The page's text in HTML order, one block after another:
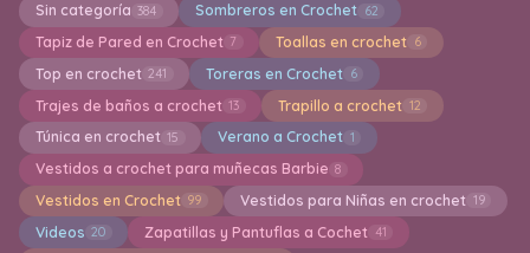
Sin categoría 384 Sombreros en Crochet 62
Tapiz de Pared en Crochet 7 Toallas en crochet 6
Top en crochet 241 Toreras en Crochet 6
Trajes de baños a crochet 13 Trapillo a crochet 12
Túnica en crochet 15 Verano a Crochet 1
Vestidos a crochet para muñecas Barbie 8
Vestidos en Crochet 99 Vestidos para Niñas en crochet 19
Videos 20 Zapatillas y Pantuflas a Cochet 41